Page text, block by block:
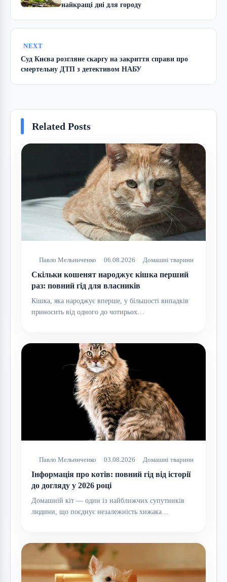
найкращі дні для городу
NEXT
Суд Києва розгляне скаргу на закриття справи про
смертельну ДТП з детективом НАБУ
Related Posts
Павло Мельниченко 06.08.2026 Домашні тварини
Скільки кошенят народжує кішка перший
раз: повний гід для власників
Кішка, яка народжує вперше, у більшості випадків
приносить від одного до чотирьох…
Павло Мельниченко 03.08.2026 Домашні тварини
Інформація про котів: повний гід від історії
до догляду у 2026 році
Домашній кіт — один із найближчих супутників
людини, що поєднує незалежність хижака…